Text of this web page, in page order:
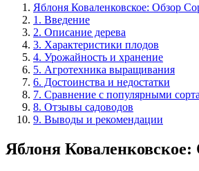
Яблоня Коваленковское: Обзор
1. Введение
2. Описание дерева
3. Характеристики плодов
4. Урожайность и хранение
5. Агротехника выращивания
6. Достоинства и недостатки
7. Сравнение с популярными
8. Отзывы садоводов
9. Выводы и рекомендации
Яблоня Коваленковское: